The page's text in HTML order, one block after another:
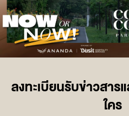
ลงทะเบียนรับข่าวสา
ใคร